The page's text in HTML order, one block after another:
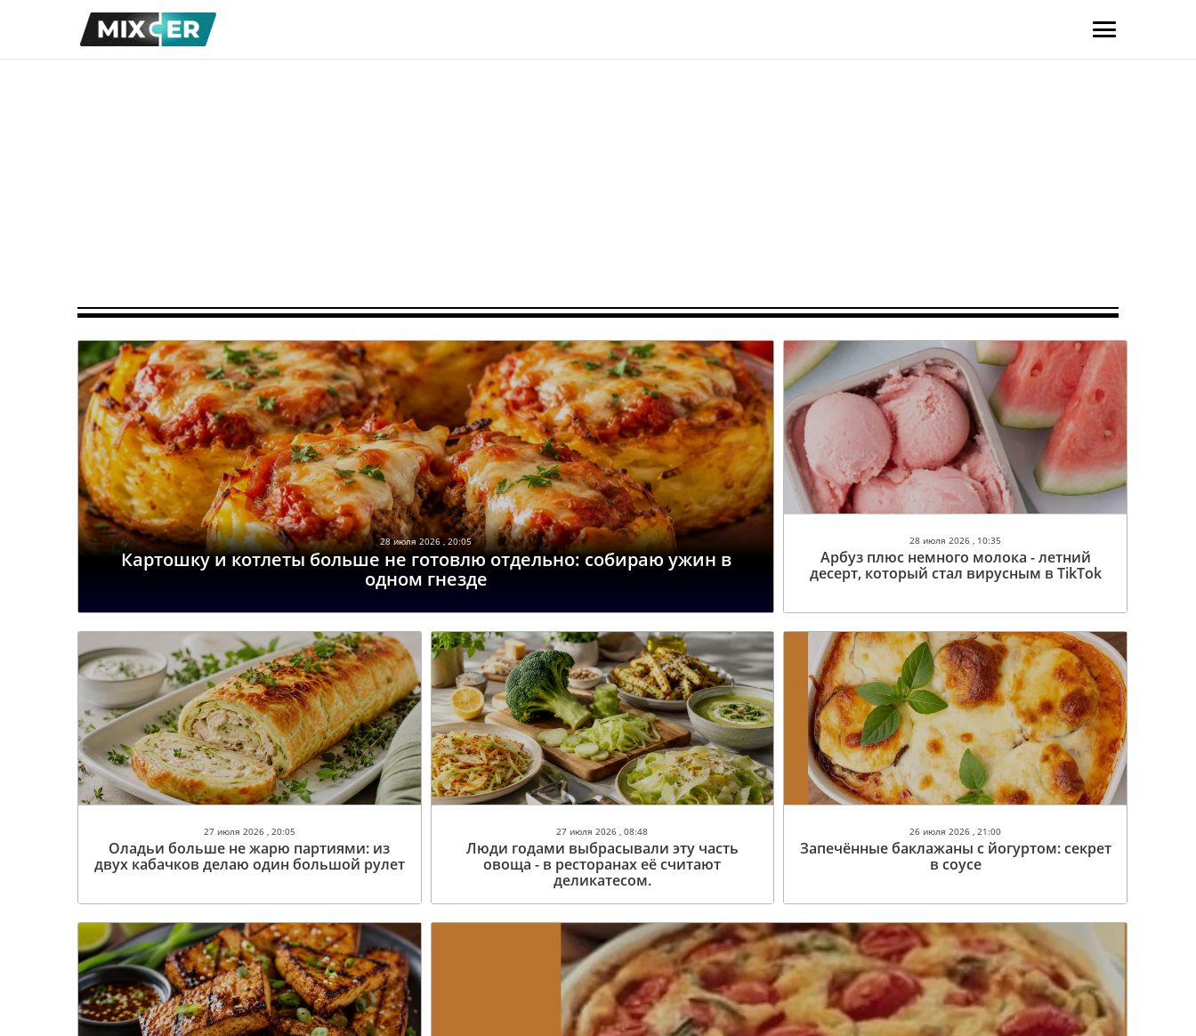
28 июля 2026 , 20:05
Картошку и котлеты больше не готовлю отдельно: собираю ужин в
одном гнезде
28 июля 2026 , 10:35
Арбуз плюс немного молока - летний
десерт, который стал вирусным в TikTok
27 июля 2026 , 20:05
Оладьи больше не жарю партиями: из
двух кабачков делаю один большой рулет
27 июля 2026 , 08:48
Люди годами выбрасывали эту часть
овоща - в ресторанах её считают
деликатесом.
26 июля 2026 , 21:00
Запечённые баклажаны с йогуртом: cекрет
в соусе